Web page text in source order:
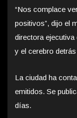
“Nos complace
positivos”, dijo el
directora
y el cerebro
La ciudad ha
emitidos. Se
días.